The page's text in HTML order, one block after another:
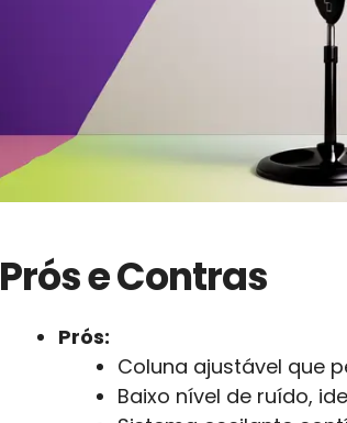
Prós e Contras
Prós:
Coluna ajustável que
Baixo nível de ruído,